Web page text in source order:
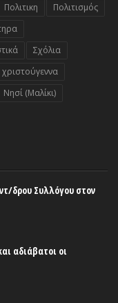
Πολιτικη
Πολιτισμός
Σχόλια
χριστούγεννα
Nησί (Μαλίκι)
δρου Συλλόγου στον
αδιάβατοι οι